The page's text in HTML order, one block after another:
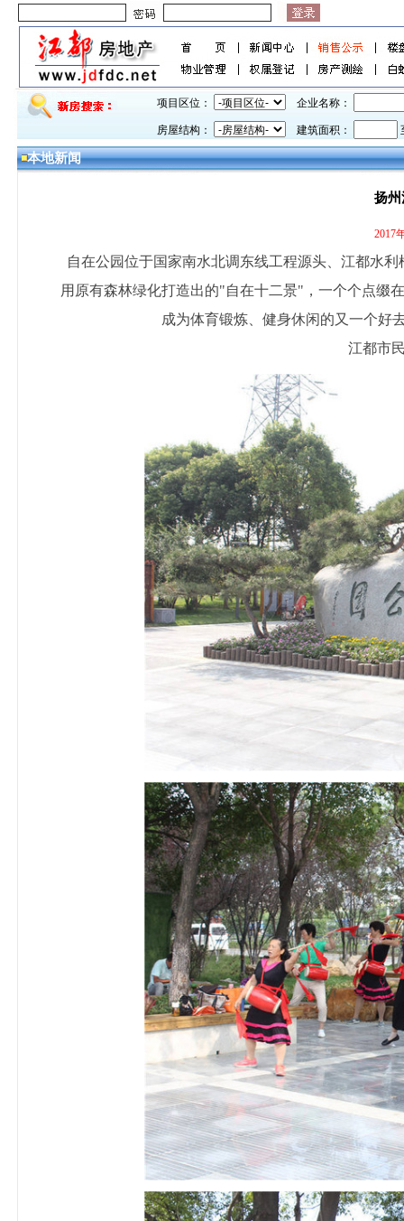
项目区位： 企业名称：
房屋结构： 建筑面积：
本地新闻
扬州
2017
自在公园位于国家南水北调东线工程源头、江都水
用原有森林绿化打造出的"自在十二景"，一个个点缀
成为体育锻炼、健身休闲的又一个好
江都市